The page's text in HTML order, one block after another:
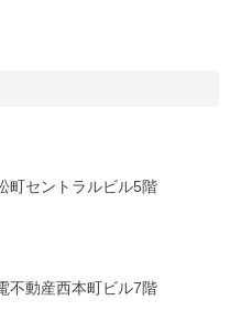
セントラルビル5階
動産西本町ビル7階